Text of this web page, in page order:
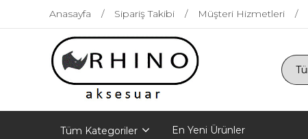
Anasayfa Sipariş Takibi Müşteri Hizmetleri
Tüm Kategoriler En Yeni Ürünler